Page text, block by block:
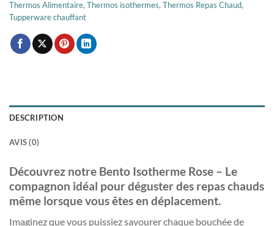
Thermos Alimentaire, Thermos isothermes, Thermos Repas Chaud,
Tupperware chauffant
DESCRIPTION
AVIS (0)
Découvrez notre Bento Isotherme Rose – Le
compagnon idéal pour déguster des repas chauds
même lorsque vous êtes en déplacement.
Imaginez que vous puissiez savourer chaque bouchée de